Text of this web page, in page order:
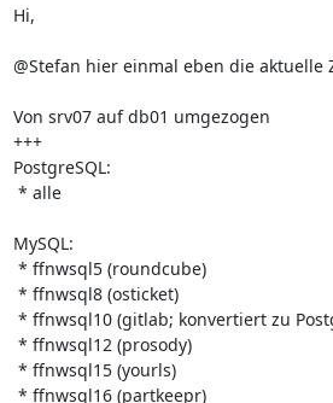
Hi,
@Stefan hier einmal eben die aktuelle
Von srv07 auf db01 umgezogen
+++
PostgreSQL:
MySQL: